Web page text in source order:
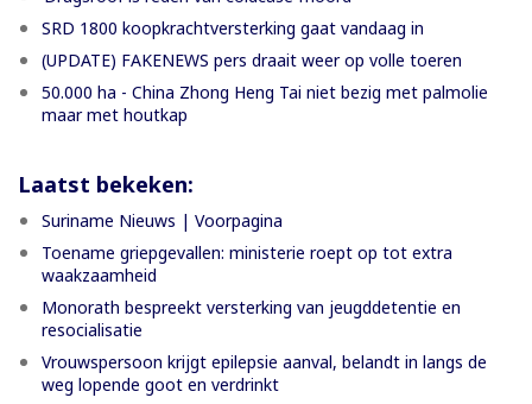
SRD 1800 koopkrachtversterking gaat vandaag in
(UPDATE) FAKENEWS pers draait weer op volle toeren
50.000 ha - China Zhong Heng Tai niet bezig met palmolie
maar met houtkap
Laatst bekeken:
Suriname Nieuws | Voorpagina
Toename griepgevallen: ministerie roept op tot extra
waakzaamheid
Monorath bespreekt versterking van jeugddetentie en
resocialisatie
Vrouwspersoon krijgt epilepsie aanval, belandt in langs de
weg lopende goot en verdrinkt